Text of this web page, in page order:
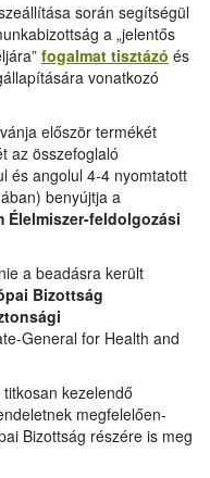
során segítségül
a „jelentős
fogalmat tisztázó és
vonatkozó
először termékét
az összefoglaló
és angolul 4-4 nyomtatott
benyújtja a
Élelmiszer-feldolgozási
a beadásra került
Bizottság
General for Health and
kezelendő
megfelelően-
Bizottság részére is meg